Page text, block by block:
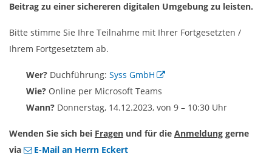
Beitrag zu einer sichereren digitalen Umgebung zu leisten.
Bitte stimme Sie Ihre Teilnahme mit Ihrer Fortgesetzten /
Ihrem Fortgesetztem ab.
Wer? Duchführung: Syss GmbH
Wie? Online per Microsoft Teams
Wann? Donnerstag, 14.12.2023, von 9 – 10:30 Uhr
Wenden Sie sich bei Fragen und für die Anmeldung gerne
via
E-Mail an Herrn Eckert